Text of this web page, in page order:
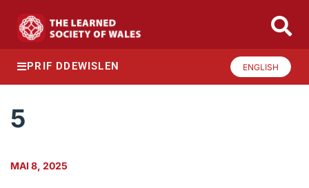
PRIF DDEWISLEN ENGLISH
5
MAI 8, 2025